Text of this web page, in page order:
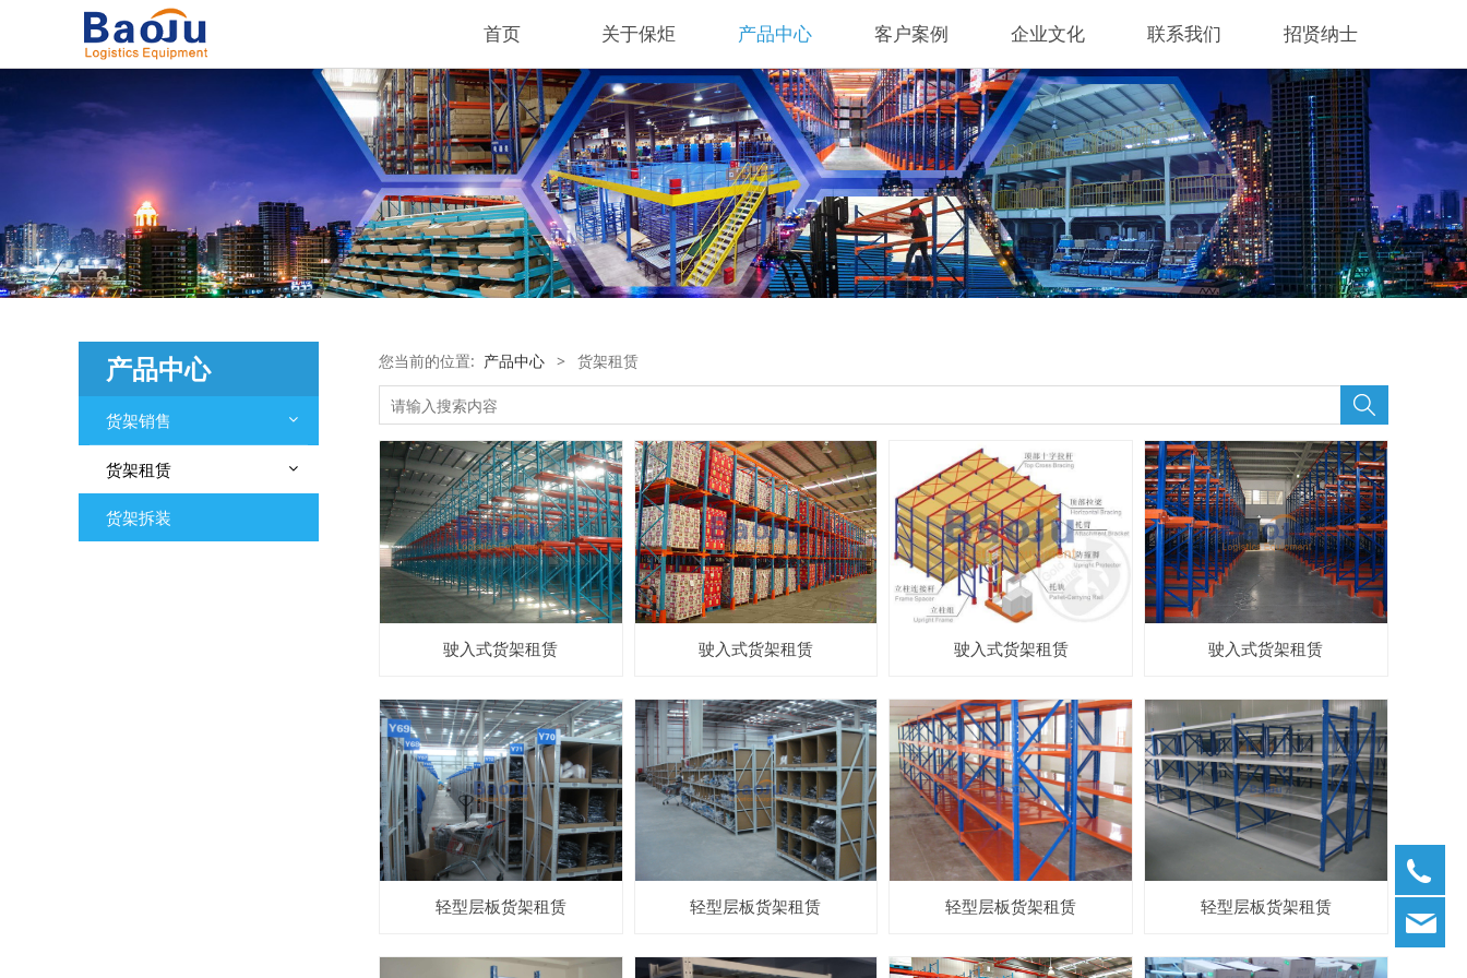
首页 关于保炬 产品中心 客户案例 企业文化 联系我们 招贤纳士
产品中心
货架销售
货架租赁
货架拆装
您当前的位置: 产品中心 > 货架租赁
驶入式货架租赁 驶入式货架租赁 驶入式货架租赁 驶入式货架租赁
轻型层板货架租赁 轻型层板货架租赁 轻型层板货架租赁 轻型层板货架租赁